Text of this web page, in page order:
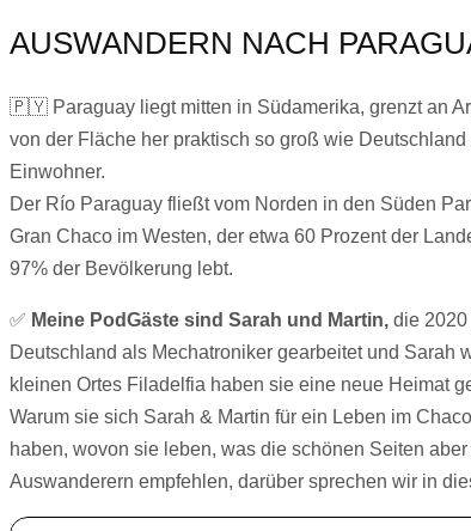
AUSWANDERN NACH
🇵🇾 Paraguay liegt mitten in Südamerika, grenzt an
von der Fläche her praktisch so groß wie
Einwohner.
Der Río Paraguay fließt vom Norden in den Süden
Gran Chaco im Westen, der etwa 60 Prozent der
97% der Bevölkerung lebt.
✅ Meine PodGäste sind Sarah und Martin, die
Deutschland als Mechatroniker gearbeitet und Sarah
kleinen Ortes Filadelfia haben sie eine neue Heimat
Warum sie sich Sarah & Martin für ein Leben im
haben, wovon sie leben, was die schönen Seiten
Auswanderern empfehlen, darüber sprechen wir in